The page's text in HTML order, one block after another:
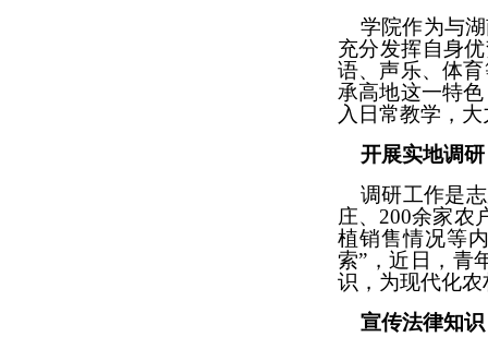
学院作为与
充分发挥自身
语、声乐、体
承高地这一特
入日常教学，
开展实地调
调研工作是
庄、200余家农
植销售情况等
索”，近日，青
识， 为现代化
宣传法律知